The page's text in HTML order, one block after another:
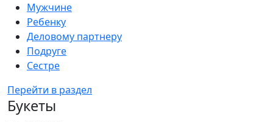
Мужчине
Ребенку
Деловому партнеру
Подруге
Сестре
Перейти в раздел
Букеты